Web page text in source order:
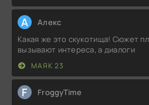
А Алекс
Какая же это скукотища! Сюжет
вызывают интереса, а диалоги
МАЯК 23
F FroggyTime